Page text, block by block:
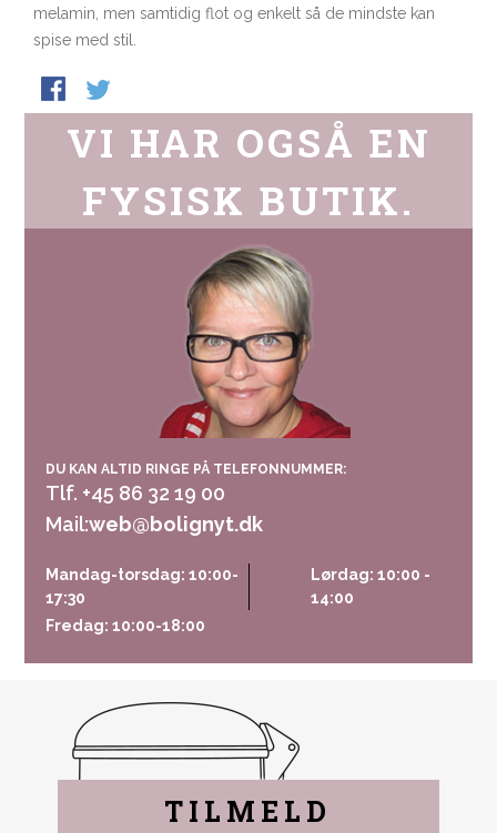
melamin, men samtidig flot og enkelt så de mindste kan
spise med stil.
VI HAR OGSÅ EN
FYSISK BUTIK.
DU KAN ALTID RINGE PÅ TELEFONNUMMER:
Tlf. +45 86 32 19 00
Mail:web@bolignyt.dk
Mandag-torsdag: 10:00-
17:30
Fredag: 10:00-18:00
Lørdag: 10:00 -
14:00
TILMELD